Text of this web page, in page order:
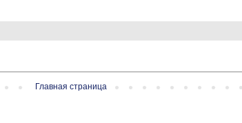
Главная страница